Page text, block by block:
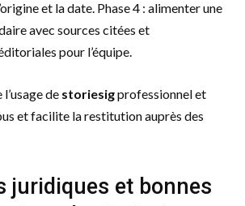
et la date. Phase 4 : alimenter une
avec sources citées et
pour l’équipe.
de storiesigprofessionnel et
et facilite la restitution auprès des
juridiques et bonnes